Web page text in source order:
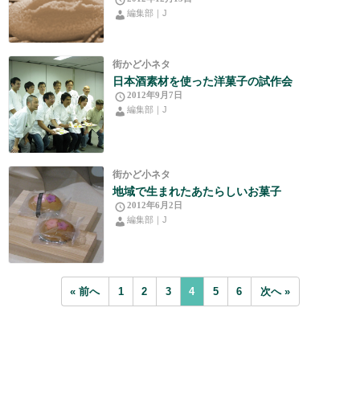
編集部｜J
街かど小ネタ
日本酒素材を使った洋菓子の試作会
2012年9月7日
編集部｜J
街かど小ネタ
地域で生まれたあたらしいお菓子
2012年6月2日
編集部｜J
« 前へ 1 2 3 4 5 6 次へ »